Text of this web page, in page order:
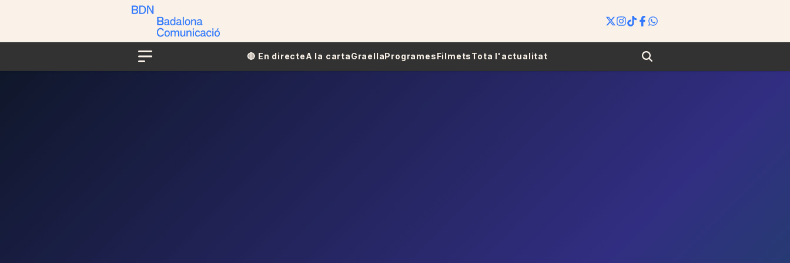
Menu
🔴​​ En directeA la cartaGraellaProgramesFilmetsTota l'actualitat Search